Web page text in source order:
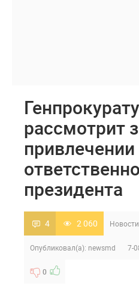
рассмотрит
президента
4 2 060 Новости
Опубликовал(а): newsmd 7-
0